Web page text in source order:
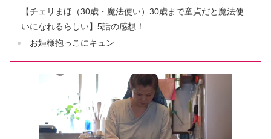
【チェリまほ（30歳・魔法使い）30歳まで童貞だと魔法使
いになれるらしい】5話の感想！
お姫様抱っこにキュン